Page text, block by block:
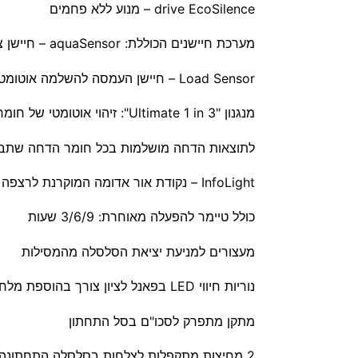
drive EcoSilence – מנוע ללא פחמים
מערכת חיישנים הכוללת: aquaSensor – חיישן צלילות/עכירות המים לקבלת תוצאות מיטביות וחסכון בחשמל ובמים
Load Sensor – חיישן העמסה להשלמה אוטומטית של מים שנאגרו בטעות בתוך הכלים
מנגנון "Ultimate 1 in 3": זיהוי אוטומטי של חומר ההדחה (טבליה, נוזל, אבקה) והתאמת תהליך הניקוי –
לתוצאות הדחה מושלמות בכל חומר הדחה
InfoLight – נקודת אור אדומה המוקרנת לרצפה לחיווי כשהמדיח פועל
כולל טיימר להפעלה מאוחרת: 3/6/9 שעות
מעצורים למניעת יציאת הסלסלה מהמסילות
נוריות חיווי LED בפאנל לציון צורך בהוספת מלח ולציון צורך חומר הברקה
מתקן מתפרק לסכו"ם בסל התחתון